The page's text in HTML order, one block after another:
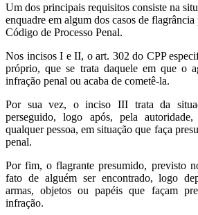
Um dos principais requisitos consiste na
enquadre em algum dos casos de
Código de Processo Penal.
Nos incisos I e II, o art. 302 do CPP
próprio, que se trata daquele em que o
infração penal ou acaba de cometê-la.
Por sua vez, o inciso III trata da
perseguido, logo após, pela
qualquer pessoa, em situação que faça
penal.
Por fim, o flagrante presumido, previsto
fato de alguém ser encontrado, logo
armas, objetos ou papéis que façam
infração.